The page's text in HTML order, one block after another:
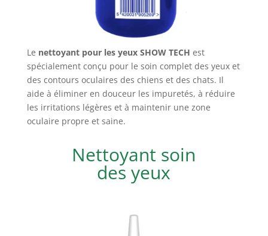
Le nettoyant pour les yeux SHOW TECH est
spécialement conçu pour le soin complet des yeux et
des contours oculaires des chiens et des chats. Il
aide à éliminer en douceur les impuretés, à réduire
les irritations légères et à maintenir une zone
oculaire propre et saine.
Nettoyant soin
des yeux